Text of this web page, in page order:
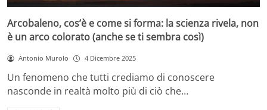
Arcobaleno, cos’è e come si forma: la scienza rivela, non
è un arco colorato (anche se ti sembra così)
Antonio Murolo 4 Dicembre 2025
Un fenomeno che tutti crediamo di conoscere
nasconde in realtà molto più di ciò che…